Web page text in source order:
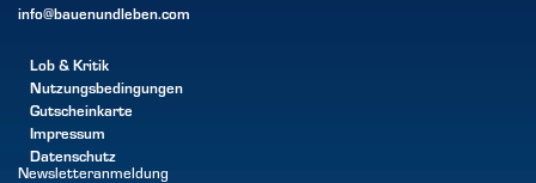
info@bauenundleben.com
Lob & Kritik
Nutzungsbedingungen
Gutscheinkarte
Impressum
Datenschutz
Newsletteranmeldung